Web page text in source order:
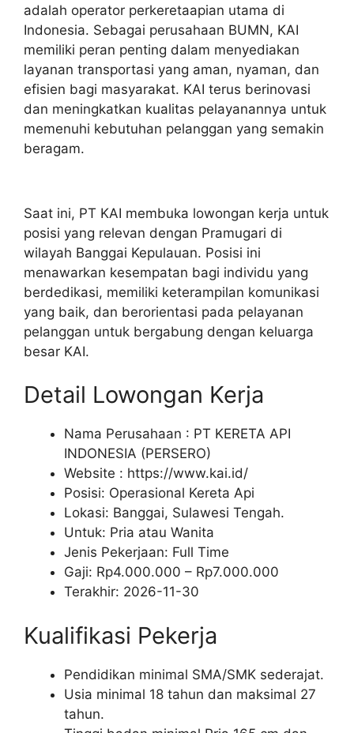
adalah operator perkeretaapian utama di
Indonesia. Sebagai perusahaan BUMN, KAI
memiliki peran penting dalam menyediakan
layanan transportasi yang aman, nyaman, dan
efisien bagi masyarakat. KAI terus berinovasi
dan meningkatkan kualitas pelayanannya untuk
memenuhi kebutuhan pelanggan yang semakin
beragam.
Saat ini, PT KAI membuka lowongan kerja untuk
posisi yang relevan dengan Pramugari di
wilayah Banggai Kepulauan. Posisi ini
menawarkan kesempatan bagi individu yang
berdedikasi, memiliki keterampilan komunikasi
yang baik, dan berorientasi pada pelayanan
pelanggan untuk bergabung dengan keluarga
besar KAI.
Detail Lowongan Kerja
Nama Perusahaan : PT KERETA API
INDONESIA (PERSERO)
Website : https://www.kai.id/
Posisi: Operasional Kereta Api
Lokasi: Banggai, Sulawesi Tengah.
Untuk: Pria atau Wanita
Jenis Pekerjaan: Full Time
Gaji: Rp4.000.000 – Rp7.000.000
Terakhir: 2026-11-30
Kualifikasi Pekerja
Pendidikan minimal SMA/SMK sederajat.
Usia minimal 18 tahun dan maksimal 27
tahun.